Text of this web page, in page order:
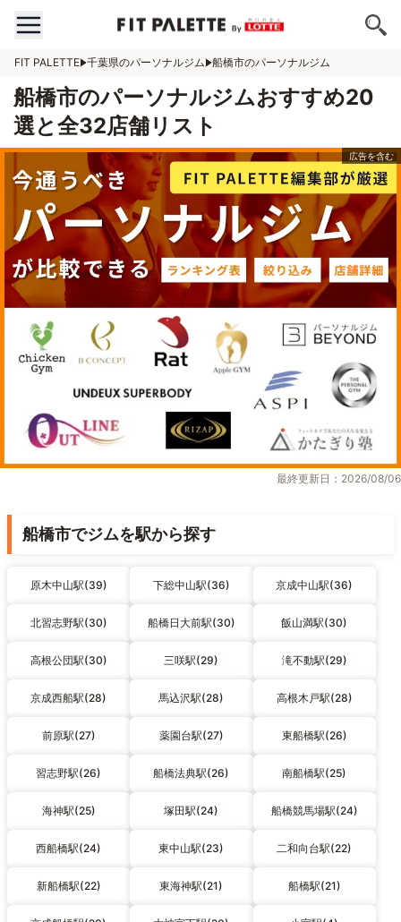
FIT PALETTE 千葉県のパーソナルジム 船橋市のパーソナルジム
船橋市のパーソナルジムおすすめ20
選と全32店舗リスト
最終更新日：2026/08/06
船橋市でジムを駅から探す
原木中山駅(39) 下総中山駅(36) 京成中山駅(36)
北習志野駅(30) 船橋日大前駅(30) 飯山満駅(30)
高根公団駅(30) 三咲駅(29) 滝不動駅(29)
京成西船駅(28) 馬込沢駅(28) 高根木戸駅(28)
前原駅(27) 薬園台駅(27) 東船橋駅(26)
習志野駅(26) 船橋法典駅(26) 南船橋駅(25)
海神駅(25) 塚田駅(24) 船橋競馬場駅(24)
西船橋駅(24) 東中山駅(23) 二和向台駅(22)
新船橋駅(22) 東海神駅(21) 船橋駅(21)